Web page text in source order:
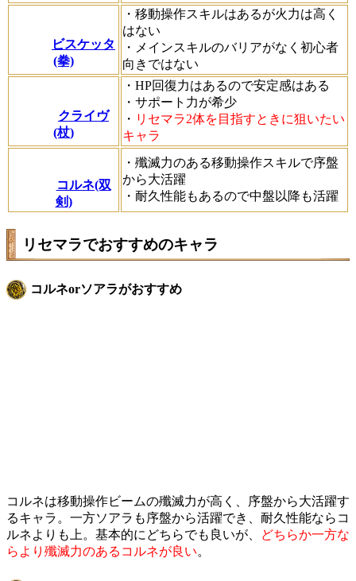
ビスケッタ
(拳)
・移動操作スキルはあるが火力は高く
はない
・メインスキルのバリアがなく初心者
向きではない
クライヴ
(杖)
・HP回復力はあるので安定感はある
・サポート力が希少
・ リセマラ2体を目指すときに狙いたい
キャラ
コルネ(双
剣)
・殲滅力のある移動操作スキルで序盤
から大活躍
・耐久性能もあるので中盤以降も活躍
リセマラでおすすめのキャラ
コルネorソアラがおすすめ
コルネは移動操作ビームの殲滅力が高く、序盤から大活躍す
るキャラ。一方ソアラも序盤から活躍でき、耐久性能ならコ
ルネよりも上。基本的にどちらでも良いが、
どちらか一方な
らより殲滅力のあるコルネが良い。